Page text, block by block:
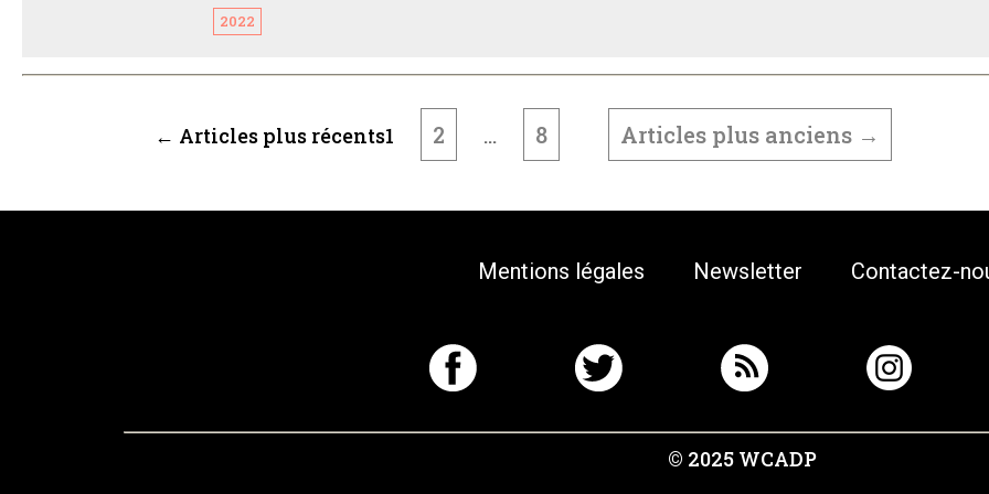
2022
← Articles plus récents1 2 … 8 Articles plus anciens →
Mentions légales Newsletter Contactez-
© 2025 WCADP